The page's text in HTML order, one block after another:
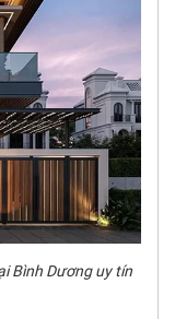
Bình Dương uy tín